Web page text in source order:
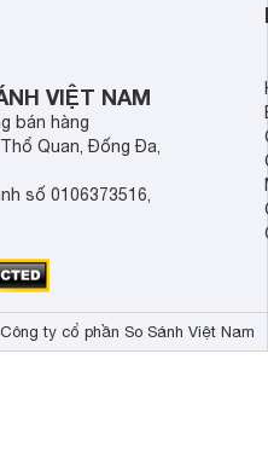
VIỆT NAM
bán hàng
Quan, Đống Đa,
số 0106373516,
ty cổ phần So Sánh Việt Nam